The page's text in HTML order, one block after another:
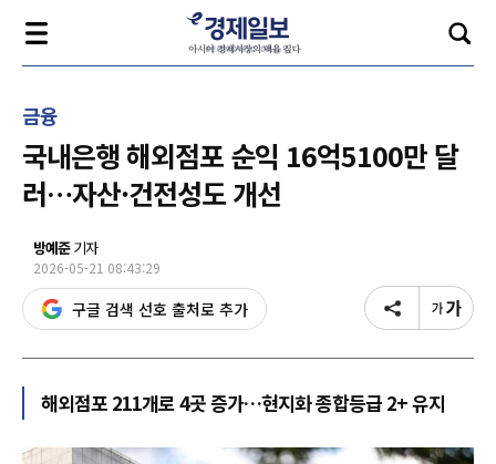
금융
국내은행 해외점포 순익 16억5100만 달
러…자산·건전성도 개선
방예준기자
2026-05-21 08:43:29
구글 검색 선호 출처로 추가
해외점포 211개로 4곳 증가…현지화 종합등급 2+ 유지